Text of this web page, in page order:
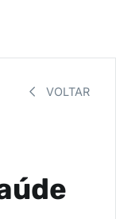
VOLTAR